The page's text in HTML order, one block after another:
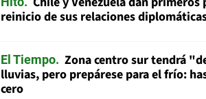
reinicio de sus relaciones
El Tiempo
Zona centro sur tendrá
lluvias, pero prepárese para el frío:
cero